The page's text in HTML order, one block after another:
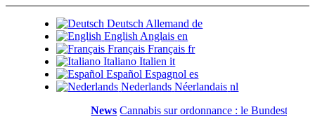
Deutsch Allemand de
English Anglais en
Français Français fr
Italiano Italien it
Español Espagnol es
Nederlands Néerlandais nl
News Cannabis sur ordonnance : le Bundestag